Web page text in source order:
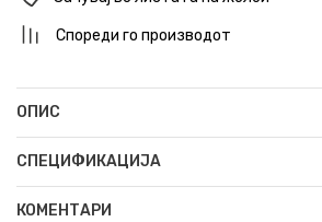
Спореди го производот
ОПИС
СПЕЦИФИКАЦИЈА
КОМЕНТАРИ